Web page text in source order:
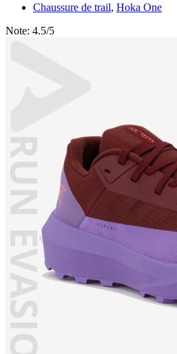
Chaussure de trail, Hoka One
Note: 4.5/5